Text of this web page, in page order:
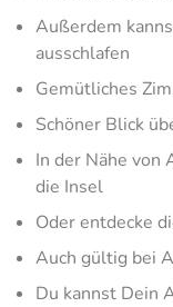
Außerdem
ausschlafen
Gemütliches
Schöner Blick
In der Nähe von
die Insel
Oder entdecke
Auch gültig bei
Du kannst Dein